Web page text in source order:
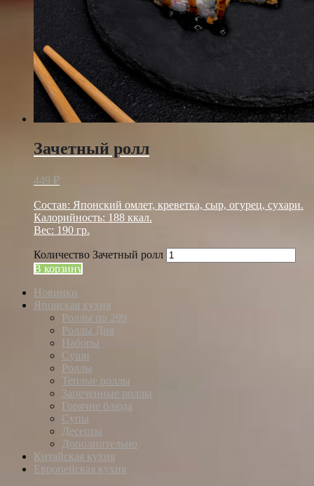
Зачетный ролл
449 ₽
Состав: Японский омлет, креветка, сыр, огурец, сухари.
Калорийность: 188 ккал.
Вес: 190 гр.
Количество Зачетный ролл
В корзину
Новинки
Японская кухня
Роллы по 299
Роллы Дня
Наборы
Суши
Роллы
Теплые роллы
Запеченные роллы
Горячие блюда
Супы
Десерты
Дополнительно
Китайская кухня
Европейская кухня